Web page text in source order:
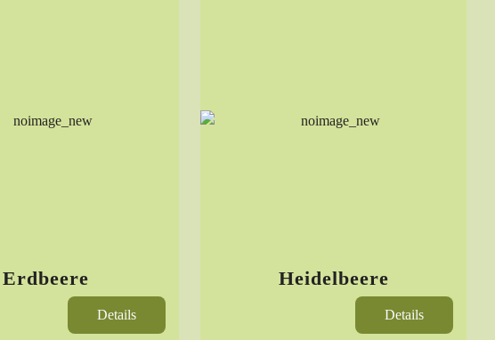
Erdbeere
Details
Heidelbeere
Details